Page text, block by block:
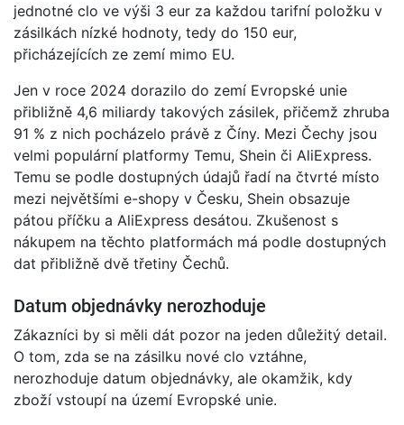
jednotné clo ve výši 3 eur za každou tarifní položku v
zásilkách nízké hodnoty, tedy do 150 eur,
přicházejících ze zemí mimo EU.
Jen v roce 2024 dorazilo do zemí Evropské unie
přibližně 4,6 miliardy takových zásilek, přičemž zhruba
91 % z nich pocházelo právě z Číny. Mezi Čechy jsou
velmi populární platformy Temu, Shein či AliExpress.
Temu se podle dostupných údajů řadí na čtvrté místo
mezi největšími e-shopy v Česku, Shein obsazuje
pátou příčku a AliExpress desátou. Zkušenost s
nákupem na těchto platformách má podle dostupných
dat přibližně dvě třetiny Čechů.
Datum objednávky nerozhoduje
Zákazníci by si měli dát pozor na jeden důležitý detail.
O tom, zda se na zásilku nové clo vztáhne,
nerozhoduje datum objednávky, ale okamžik, kdy
zboží vstoupí na území Evropské unie.